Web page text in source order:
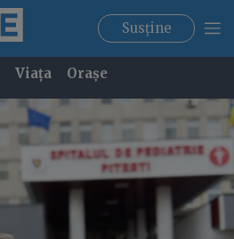
Susține
Viața Orașe